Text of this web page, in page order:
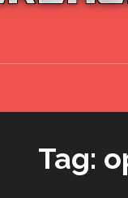
Tag: